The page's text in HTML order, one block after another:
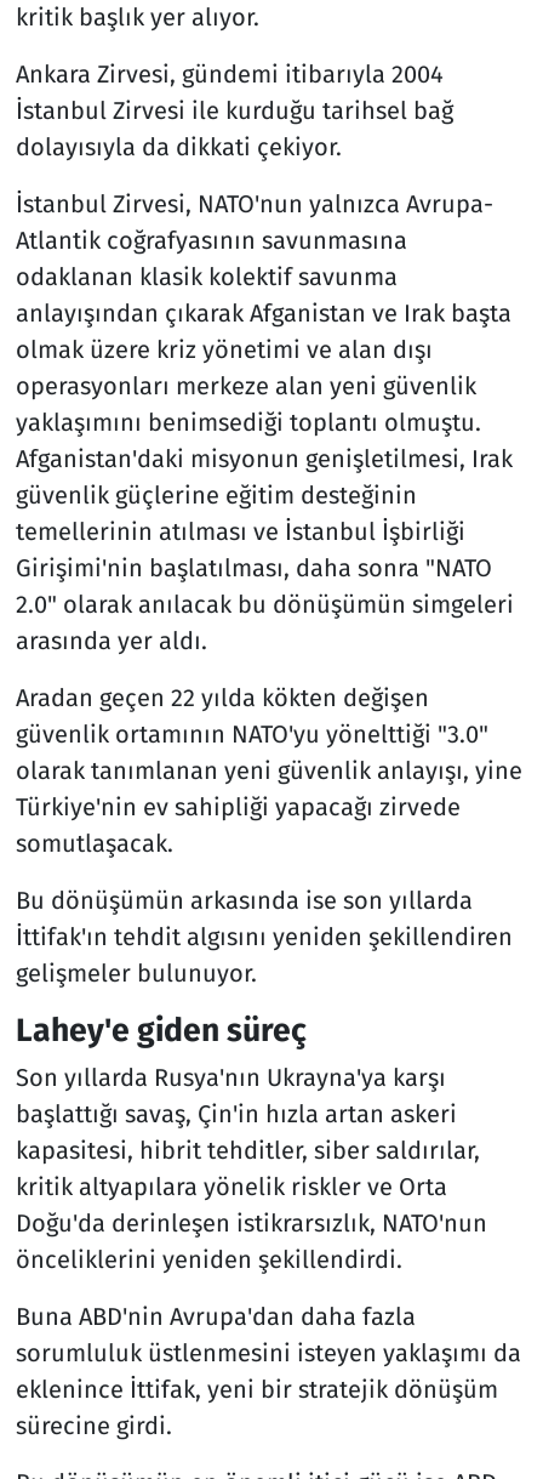
kritik başlık yer alıyor.
Ankara Zirvesi, gündemi itibarıyla 2004
İstanbul Zirvesi ile kurduğu tarihsel bağ
dolayısıyla da dikkati çekiyor.
İstanbul Zirvesi, NATO'nun yalnızca Avrupa-
Atlantik coğrafyasının savunmasına
odaklanan klasik kolektif savunma
anlayışından çıkarak Afganistan ve Irak başta
olmak üzere kriz yönetimi ve alan dışı
operasyonları merkeze alan yeni güvenlik
yaklaşımını benimsediği toplantı olmuştu.
Afganistan'daki misyonun genişletilmesi, Irak
güvenlik güçlerine eğitim desteğinin
temellerinin atılması ve İstanbul İşbirliği
Girişimi'nin başlatılması, daha sonra "NATO
2.0" olarak anılacak bu dönüşümün simgeleri
arasında yer aldı.
Aradan geçen 22 yılda kökten değişen
güvenlik ortamının NATO'yu yönelttiği "3.0"
olarak tanımlanan yeni güvenlik anlayışı, yine
Türkiye'nin ev sahipliği yapacağı zirvede
somutlaşacak.
Bu dönüşümün arkasında ise son yıllarda
İttifak'ın tehdit algısını yeniden şekillendiren
gelişmeler bulunuyor.
Lahey'e giden süreç
Son yıllarda Rusya'nın Ukrayna'ya karşı
başlattığı savaş, Çin'in hızla artan askeri
kapasitesi, hibrit tehditler, siber saldırılar,
kritik altyapılara yönelik riskler ve Orta
Doğu'da derinleşen istikrarsızlık, NATO'nun
önceliklerini yeniden şekillendirdi.
Buna ABD'nin Avrupa'dan daha fazla
sorumluluk üstlenmesini isteyen yaklaşımı da
eklenince İttifak, yeni bir stratejik dönüşüm
sürecine girdi.